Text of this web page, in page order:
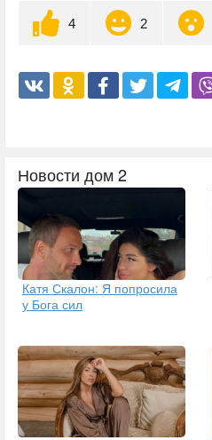
4 2
Новости дом 2
Катя Скалон: Я попросила
у Бога сил